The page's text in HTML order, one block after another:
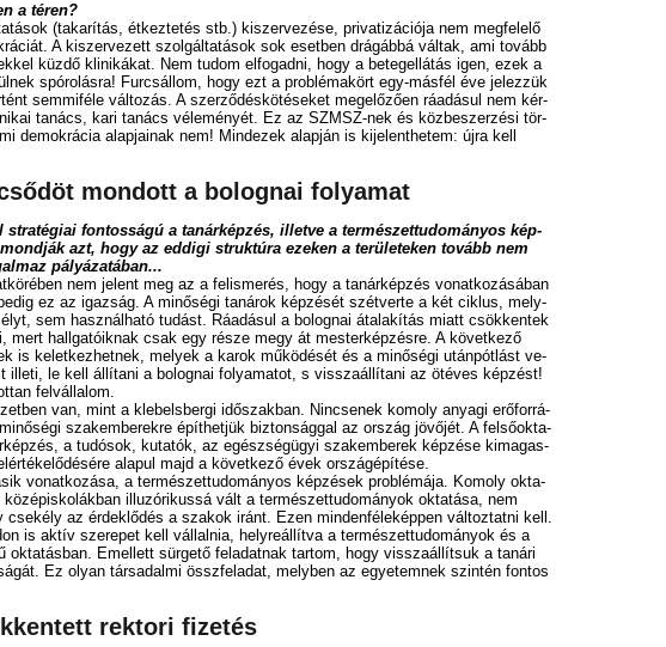
a té­ren?
(ta­ka­rí­tás, ét­kez­te­tés stb.) ki­szer­ve­zé­se, pri­va­ti­zá­ci­ó­ja nem meg­fe­le­lő
A ki­szer­ve­zett szol­gál­ta­tá­sok sok eset­ben drá­gáb­bá vál­tak, ami to­vább
küz­dő kli­ni­ká­kat. Nem tu­dom el­fo­gad­ni, hogy a be­teg­el­lá­tás igen, ezek a
spó­ro­lás­ra! Fur­csál­lom, hogy ezt a prob­lé­ma­kört egy-más­fél éve je­lez­zük
sem­mi­fé­le vál­to­zás. A szer­ző­dés­kö­té­se­ket meg­elő­ző­en rá­adá­sul nem kér­
ta­nács, ka­ri ta­nács vé­le­mé­nyét. Ez az SZMSZ-nek és köz­be­szer­zé­si tör­
de­mok­rá­cia alap­ja­i­nak nem! Mind­ezek alap­ján is ki­je­lent­he­tem: új­ra kell
mondott a bolognai folyamat
fon­tos­sá­gú a ta­nár­kép­zés, il­let­ve a ter­mé­szet­tu­do­má­nyos kép­
azt, hogy az ed­di­gi struk­tú­ra eze­ken a te­rü­le­te­ken to­vább nem
pá­lyá­za­tá­ban...
nem je­lent meg az a fel­is­me­rés, hogy a ta­nár­kép­zés vo­nat­ko­zá­sá­ban
ez az igaz­ság. A mi­nő­sé­gi ta­ná­rok kép­zé­sét szét­ver­te a két cik­lus, mely­
sem hasz­nál­ha­tó tu­dást. Rá­adá­sul a bo­lo­gnai át­ala­kí­tás mi­att csök­ken­tek
mert hall­ga­tó­ik­nak csak egy ré­sze megy át mes­ter­kép­zés­re. A kö­vet­ke­ző
is ke­let­kez­het­nek, me­lyek a ka­rok mű­kö­dé­sét és a mi­nő­sé­gi után­pót­lást ve­
il­le­ti, le kell ál­lí­ta­ni a bo­lo­gnai fo­lya­ma­tot, s vis­­sza­ál­lí­ta­ni az öt­éves kép­zést!
fel­vál­la­lom.
van, mint a klebels­ber­gi idő­szak­ban. Nin­cse­nek ko­moly anya­gi erő­for­rá­
szak­em­be­rek­re épít­het­jük biz­ton­ság­gal az or­szág jö­vő­jét. A fel­ső­ok­ta­
a tu­dó­sok, ku­ta­tók, az egész­ség­ügyi szak­em­be­rek kép­zé­se ki­ma­gas­
ala­pul majd a kö­vet­ke­ző évek or­szág­épí­té­se.
vo­nat­ko­zá­sa, a ter­mé­szet­tu­do­má­nyos kép­zé­sek prob­lé­má­ja. Ko­moly ok­ta­
il­lu­zó­ri­kus­sá vált a ter­mé­szet­tu­do­mány­ok ok­ta­tá­sa, nem
az ér­dek­lő­dés a sza­kok irán­t. Ezen min­den­fé­le­kép­pen vál­toz­tat­ni kell.
is ak­tív sze­re­pet kell vál­lal­nia, hely­re­ál­lít­va a ter­mé­szet­tu­do­mány­ok és a
ok­ta­tás­ban. Emel­lett sür­ge­tő fel­adat­nak tar­tom, hogy vis­­sza­ál­lít­suk a ta­ná­ri
Ez olyan tár­sa­dal­mi összfe­la­dat, mely­ben az egye­tem­nek szin­tén fon­tos
rek­to­ri fi­ze­tés